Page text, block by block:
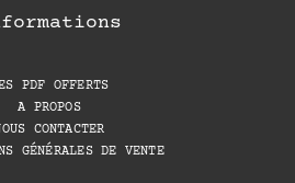
PDF OFFERTS
A PROPOS
CONTACTER
GÉNÉRALES DE VENTE